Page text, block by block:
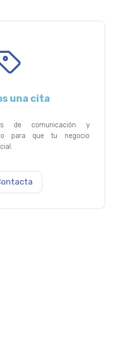
una cita
de comunicación y
para que tu negocio